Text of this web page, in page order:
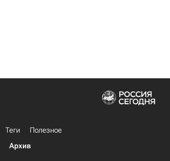
Теги
Полезное
Архив